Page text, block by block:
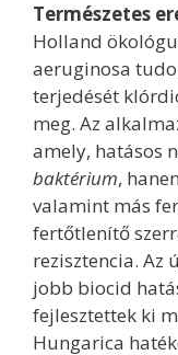
Természetes
Holland
aeruginosa
terjedését
meg. Az
amely, hatásos
baktérium,
valamint más
fertőtlenítő
rezisztencia. Az
jobb biocid
fejlesztettek ki
Hungarica